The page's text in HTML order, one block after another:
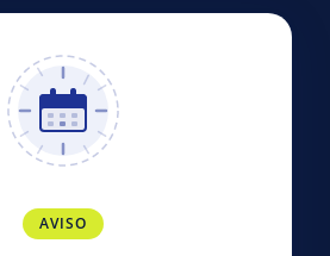
AVISO